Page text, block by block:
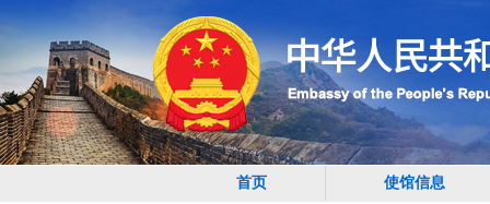
首页 使馆信息